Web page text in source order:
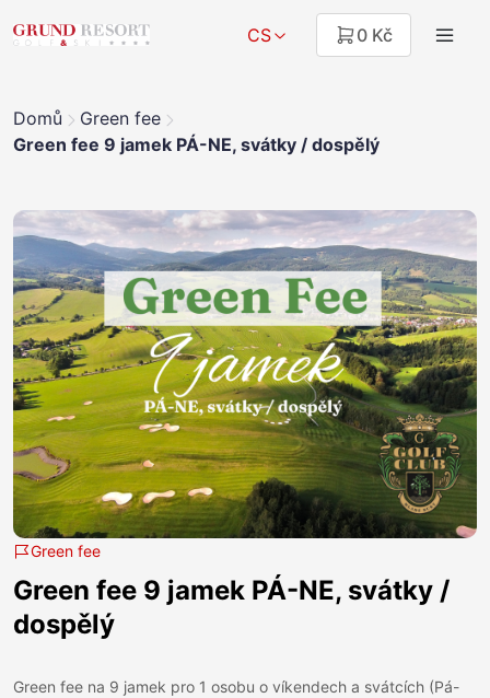
CS 0 Kč
Domů
Green fee
Green fee 9 jamek PÁ-NE, svátky / dospělý
Green fee
Green fee 9 jamek PÁ-NE, svátky /
dospělý
Green fee na 9 jamek pro 1 osobu o víkendech a svátcích (Pá-